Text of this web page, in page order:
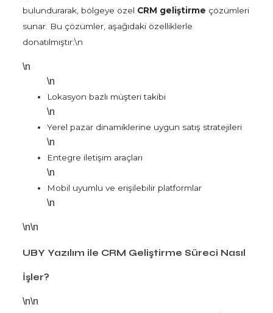
bulundurarak, bölgeye özel CRM geliştirme çözümleri
sunar. Bu çözümler, aşağıdaki özelliklerle
donatılmıştır:\n
\n
\n
Lokasyon bazlı müşteri takibi
\n
Yerel pazar dinamiklerine uygun satış stratejileri
\n
Entegre iletişim araçları
\n
Mobil uyumlu ve erişilebilir platformlar
\n
\n\n
UBY Yazılım ile CRM Geliştirme Süreci Nasıl
İşler?
\n\n